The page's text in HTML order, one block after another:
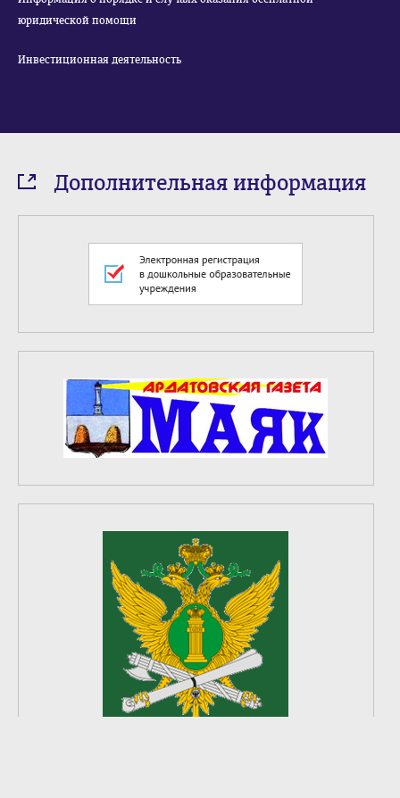
юридической помощи
Инвестиционная деятельность
Дополнительная информация